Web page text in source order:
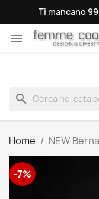
Ti mancano

search
Home NEW
-7%